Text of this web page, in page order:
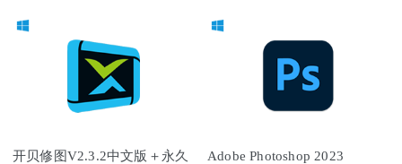
开贝修图V2.3.2中文版＋永久
Adobe Photoshop 2023